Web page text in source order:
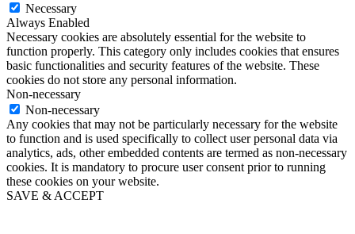
Necessary
Always Enabled
Necessary cookies are absolutely essential for the website to
function properly. This category only includes cookies that ensures
basic functionalities and security features of the website. These
cookies do not store any personal information.
Non-necessary
Non-necessary
Any cookies that may not be particularly necessary for the website
to function and is used specifically to collect user personal data via
analytics, ads, other embedded contents are termed as non-necessary
cookies. It is mandatory to procure user consent prior to running
these cookies on your website.
SAVE & ACCEPT